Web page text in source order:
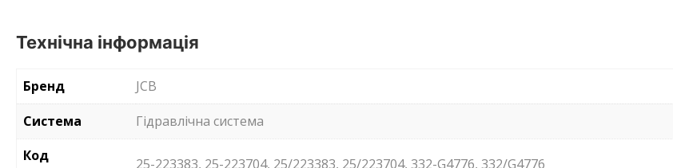
Технічна інформація
Бренд
JCB
Система
Гідравлічна система
Код
25-223383, 25-223704, 25/223383, 25/223704, 332-G4776, 332/G4776